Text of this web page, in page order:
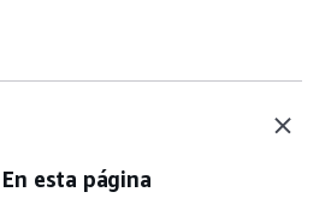
En esta página